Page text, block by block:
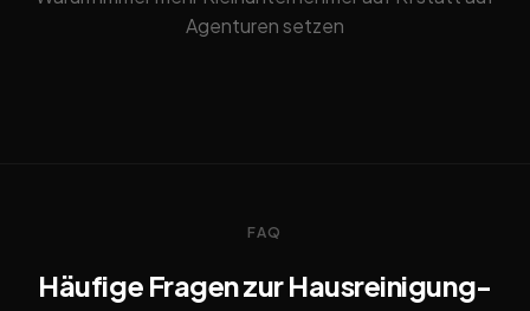
Agenturen setzen
FAQ
Häufige Fragen zur Hausreinigung-